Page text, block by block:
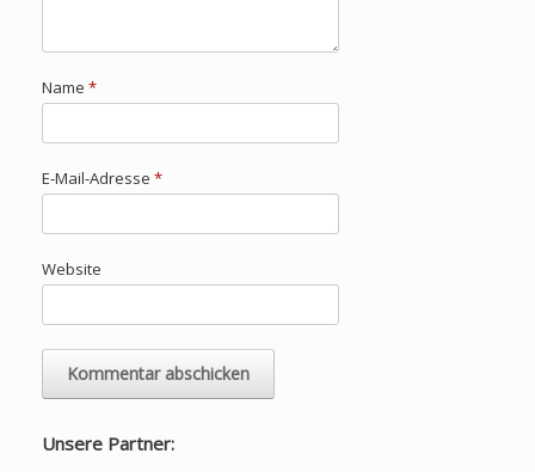
Name *
E-Mail-Adresse *
Website
Unsere Partner: